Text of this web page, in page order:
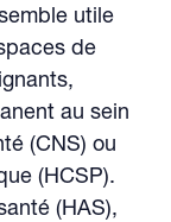
utile
de
au sein
(CNS) ou
(HCSP).
(HAS),